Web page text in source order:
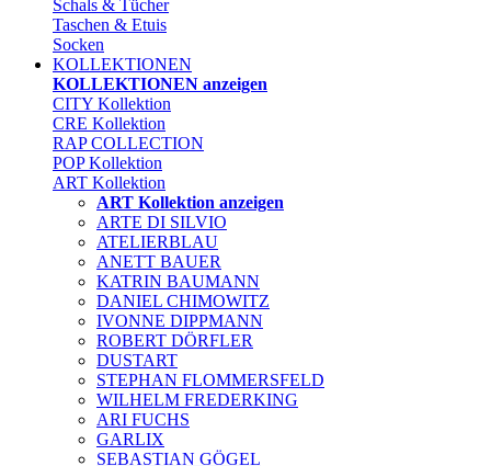
Schals & Tücher
Taschen & Etuis
Socken
KOLLEKTIONEN
KOLLEKTIONEN anzeigen
CITY Kollektion
CRE Kollektion
RAP COLLECTION
POP Kollektion
ART Kollektion
ART Kollektion anzeigen
ARTE DI SILVIO
ATELIERBLAU
ANETT BAUER
KATRIN BAUMANN
DANIEL CHIMOWITZ
IVONNE DIPPMANN
ROBERT DÖRFLER
DUSTART
STEPHAN FLOMMERSFELD
WILHELM FREDERKING
ARI FUCHS
GARLIX
SEBASTIAN GÖGEL